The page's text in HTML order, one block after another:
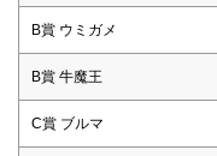
B賞 ウミガメ
B賞 牛魔王
C賞 ブルマ